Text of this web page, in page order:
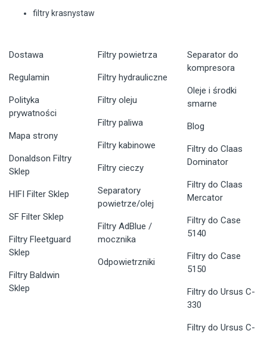
filtry krasnystaw
Dostawa
Regulamin
Polityka
prywatności
Mapa strony
Donaldson Filtry
Sklep
HIFI Filter Sklep
SF Filter Sklep
Filtry Fleetguard
Sklep
Filtry Baldwin
Sklep
Filtry powietrza
Filtry hydrauliczne
Filtry oleju
Filtry paliwa
Filtry kabinowe
Filtry cieczy
Separatory
powietrze/olej
Filtry AdBlue /
mocznika
Odpowietrzniki
Separator do
kompresora
Oleje i środki
smarne
Blog
Filtry do Claas
Dominator
Filtry do Claas
Mercator
Filtry do Case
5140
Filtry do Case
5150
Filtry do Ursus C-
330
Filtry do Ursus C-